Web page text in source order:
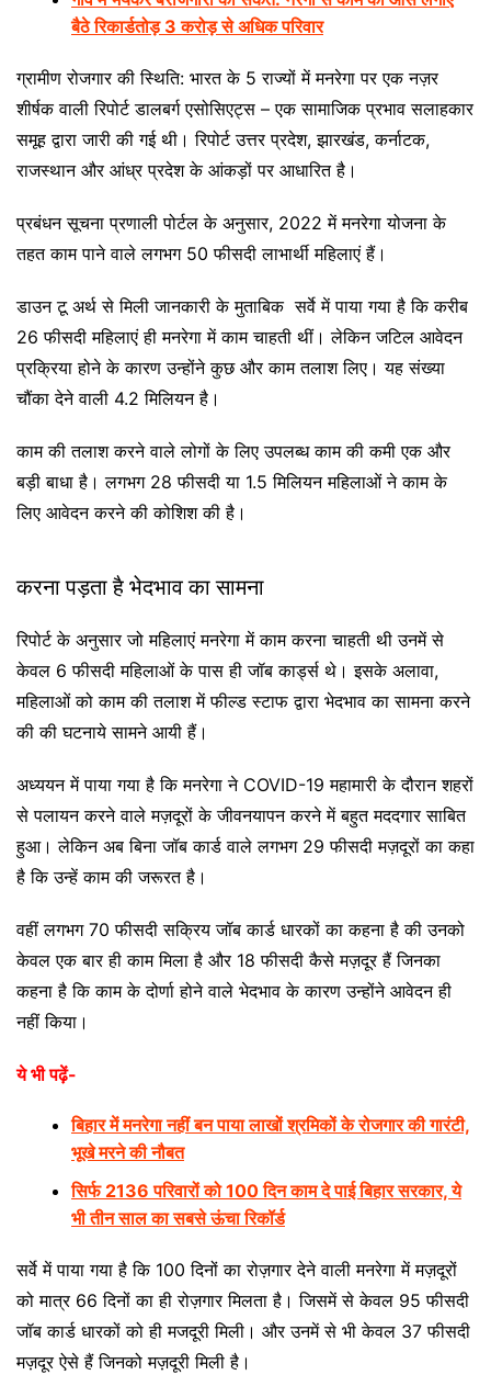
बैठे रिकार्डतोड़ 3 करोड़ से अधिक परिवार
ग्रामीण रोजगार की स्थिति: भारत के 5 राज्यों में मनरेगा पर एक नज़र
शीर्षक वाली रिपोर्ट डालबर्ग एसोसिएट्स – एक सामाजिक प्रभाव सलाहकार
समूह द्वारा जारी की गई थी। रिपोर्ट उत्तर प्रदेश, झारखंड, कर्नाटक,
राजस्थान और आंध्र प्रदेश के आंकड़ों पर आधारित है।
प्रबंधन सूचना प्रणाली पोर्टल के अनुसार, 2022 में मनरेगा योजना के
तहत काम पाने वाले लगभग 50 फीसदी लाभार्थी महिलाएं हैं।
डाउन टू अर्थ से मिली जानकारी के मुताबिक सर्वे में पाया गया है कि करीब
26 फीसदी महिलाएं ही मनरेगा में काम चाहती थीं। लेकिन जटिल आवेदन
प्रक्रिया होने के कारण उन्होंने कुछ और काम तलाश लिए। यह संख्या
चौंका देने वाली 4.2 मिलियन है।
काम की तलाश करने वाले लोगों के लिए उपलब्ध काम की कमी एक और
बड़ी बाधा है। लगभग 28 फीसदी या 1.5 मिलियन महिलाओं ने काम के
लिए आवेदन करने की कोशिश की है।
करना पड़ता है भेदभाव का सामना
रिपोर्ट के अनुसार जो महिलाएं मनरेगा में काम करना चाहती थी उनमें से
केवल 6 फीसदी महिलाओं के पास ही जॉब कार्ड्स थे। इसके अलावा,
महिलाओं को काम की तलाश में फील्ड स्टाफ द्वारा भेदभाव का सामना करने
की की घटनाये सामने आयी हैं।
अध्ययन में पाया गया है कि मनरेगा ने COVID-19 महामारी के दौरान शहरों
से पलायन करने वाले मज़दूरों के जीवनयापन करने में बहुत मददगार साबित
हुआ। लेकिन अब बिना जॉब कार्ड वाले लगभग 29 फीसदी मज़दूरों का कहा
है कि उन्हें काम की जरूरत है।
वहीं लगभग 70 फीसदी सक्रिय जॉब कार्ड धारकों का कहना है की उनको
केवल एक बार ही काम मिला है और 18 फीसदी कैसे मज़दूर हैं जिनका
कहना है कि काम के दोर्णा होने वाले भेदभाव के कारण उन्होंने आवेदन ही
नहीं किया।
ये भी पढ़ें-
बिहार में मनरेगा नहीं बन पाया लाखों श्रमिकों के रोजगार की गारंटी,
भूखे मरने की नौबत
सिर्फ 2136 परिवारों को 100 दिन काम दे पाई बिहार सरकार, ये
भी तीन साल का सबसे ऊंचा रिकॉर्ड
सर्वे में पाया गया है कि 100 दिनों का रोज़गार देने वाली मनरेगा में मज़दूरों
को मात्र 66 दिनों का ही रोज़गार मिलता है। जिसमें से केवल 95 फीसदी
जॉब कार्ड धारकों को ही मजदूरी मिली। और उनमें से भी केवल 37 फीसदी
मज़दूर ऐसे हैं जिनको मज़दूरी मिली है।